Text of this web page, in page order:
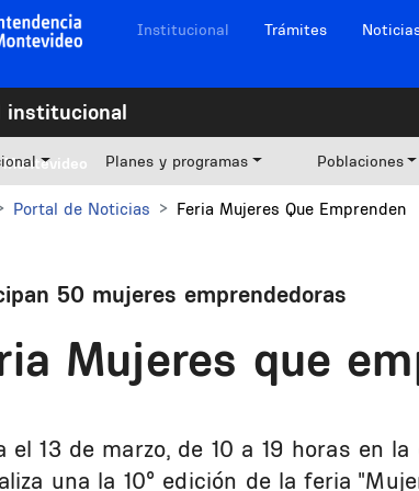
Navegación sitios
Institucional Trámites
institucional
Planes y programas Poblaciones
Portal de Noticias Feria Mujeres Que Emprenden
50 mujeres emprendedoras
Mujeres que
el 13 de marzo, de 10 a 19 horas en
una la 10° edición de la feria